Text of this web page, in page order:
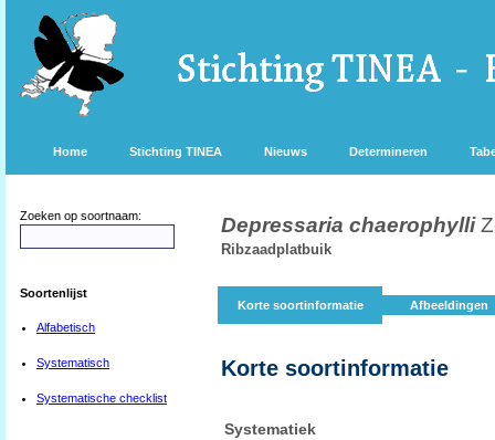
Home Stichting TINEA Nieuws Determineren
Zoeken op soortnaam:
Soortenlijst
Alfabetisch
Systematisch
Systematische checklist
Depressaria chaerophylli
Ribzaadplatbuik
Korte soortinformatie Afbeeldingen
Korte soortinformatie
Systematiek